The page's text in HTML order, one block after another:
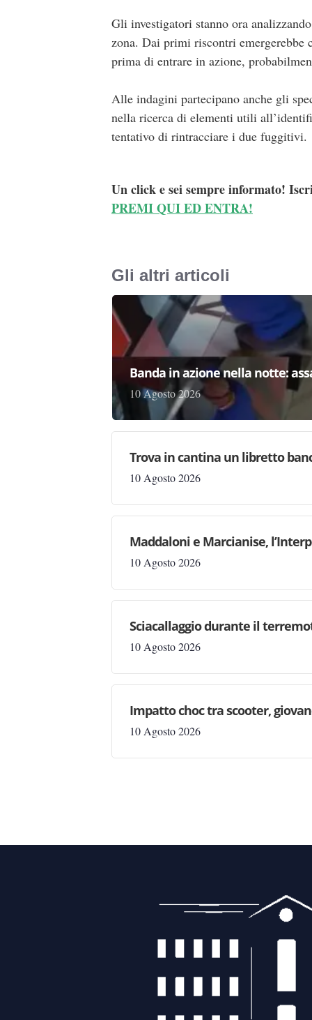
Gli investigatori stanno ora
zona. Dai primi riscontri emergerebbe
prima di entrare in azione,
Alle indagini partecipano anche gli
nella ricerca di elementi utili
tentativo di rintracciare i due fuggitivi.
Un click e sei sempre informato!
PREMI QUI ED ENTRA!
Gli altri articoli
Banda in azione nella notte:
10 Agosto 2026
Trova in cantina un libretto
10 Agosto 2026
Maddaloni e Marcianise,
10 Agosto 2026
Sciacallaggio durante il
10 Agosto 2026
Impatto choc tra scooter,
10 Agosto 2026